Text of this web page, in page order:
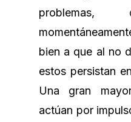
bien a que al no
estos persistan
Una gran
actúan por